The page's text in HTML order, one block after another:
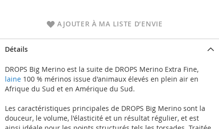
AJOUTER À MA LISTE D’ENVIE
Détails
DROPS Big Merino est la suite de DROPS Merino Extra Fine,
laine 100 % mérinos issue d'animaux élevés en plein air en
Afrique du Sud et en Amérique du Sud.
Les caractéristiques principales de DROPS Big Merino sont la
douceur, le volume, l'élasticité et un résultat régulier, et est